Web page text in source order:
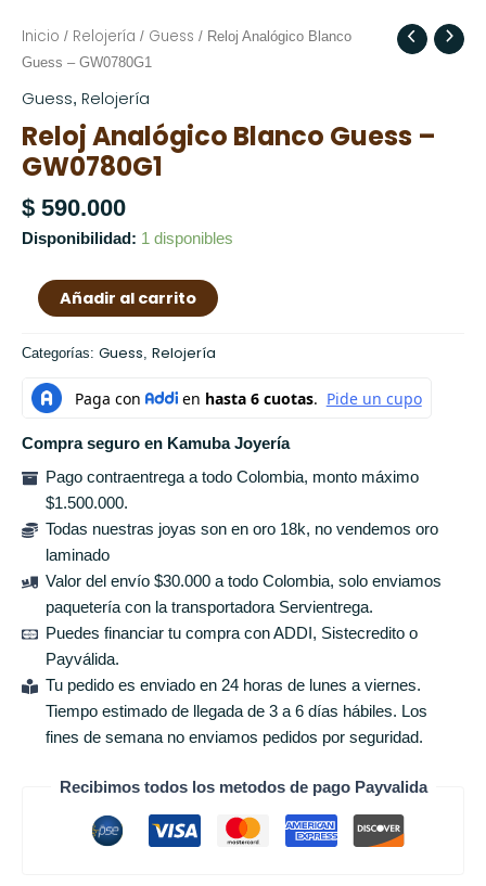
Inicio / Relojería / Guess / Reloj Analógico Blanco
Guess – GW0780G1
Guess, Relojería
Reloj Analógico Blanco Guess –
GW0780G1
$ 590.000
Disponibilidad: 1 disponibles
Reloj
Analógico
GW0780G1
Añadir al carrito
Categorías: Guess, Relojería
Compra seguro en Kamuba Joyería
Pago contraentrega a todo Colombia, monto máximo
$1.500.000.
Todas nuestras joyas son en oro 18k, no vendemos oro
laminado
Valor del envío $30.000 a todo Colombia, solo enviamos
paquetería con la transportadora Servientrega.
Puedes financiar tu compra con ADDI, Sistecredito o
Payválida.
Tu pedido es enviado en 24 horas de lunes a viernes.
Tiempo estimado de llegada de 3 a 6 días hábiles. Los
fines de semana no enviamos pedidos por seguridad.
Recibimos todos los metodos de pago Payvalida